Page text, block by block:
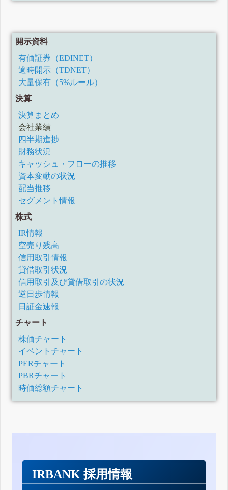
開示資料
有価証券（EDINET）
適時開示（TDNET）
大量保有（5%ルール）
決算
決算まとめ
会社業績
四半期進捗
財務状況
キャッシュ・フローの推移
資本変動の状況
配当推移
セグメント情報
株式
IR情報
空売り残高
信用取引情報
貸借取引状況
信用取引及び貸借取引の状況
逆日歩情報
日証金速報
チャート
株価チャート
イベントチャート
PERチャート
PBRチャート
時価総額チャート
IRBANK 採用情報